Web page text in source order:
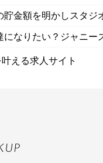
金額を明かしスタジ
なりたい？ジャニー
える求人サイト